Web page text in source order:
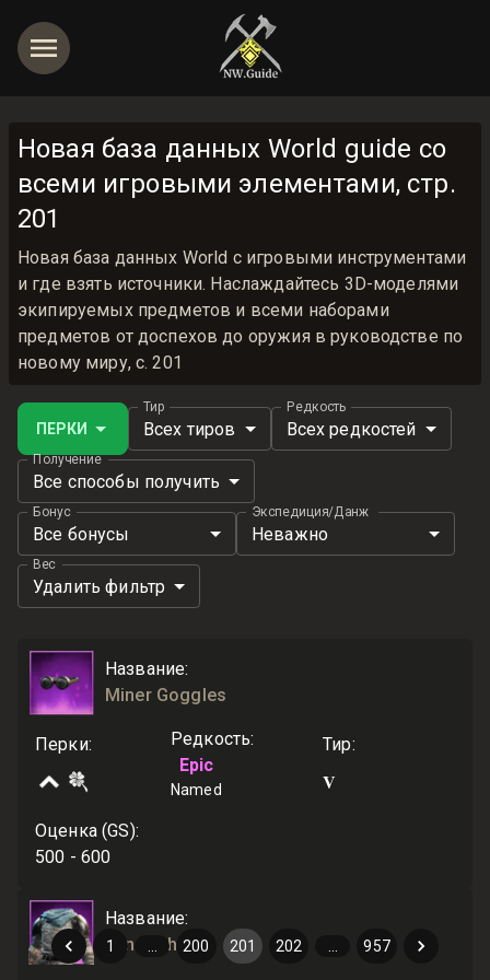
Новая база данных World guide со
всеми игровыми элементами, стр.
201
Новая база данных World с игровыми инструментами
и где взять источники. Наслаждайтесь 3D-моделями
экипируемых предметов и всеми наборами
предметов от доспехов до оружия в руководстве по
новому миру, с. 201
ПЕРКИ
Тир
Всех тиров
Редкость
Всех редкостей
Получение
Все способы получить
Бонус
Все бонусы
Экспедиция/Данж
Неважно
Вес
Удалить фильтр
Название:
Miner Goggles
Перки: Редкость:
Epic
Named
Тир:
V
Оценка (GS):
500 - 600
Название:
Miner Shirt
1 200 201 202 957